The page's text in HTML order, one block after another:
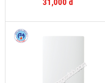
31,000 đ